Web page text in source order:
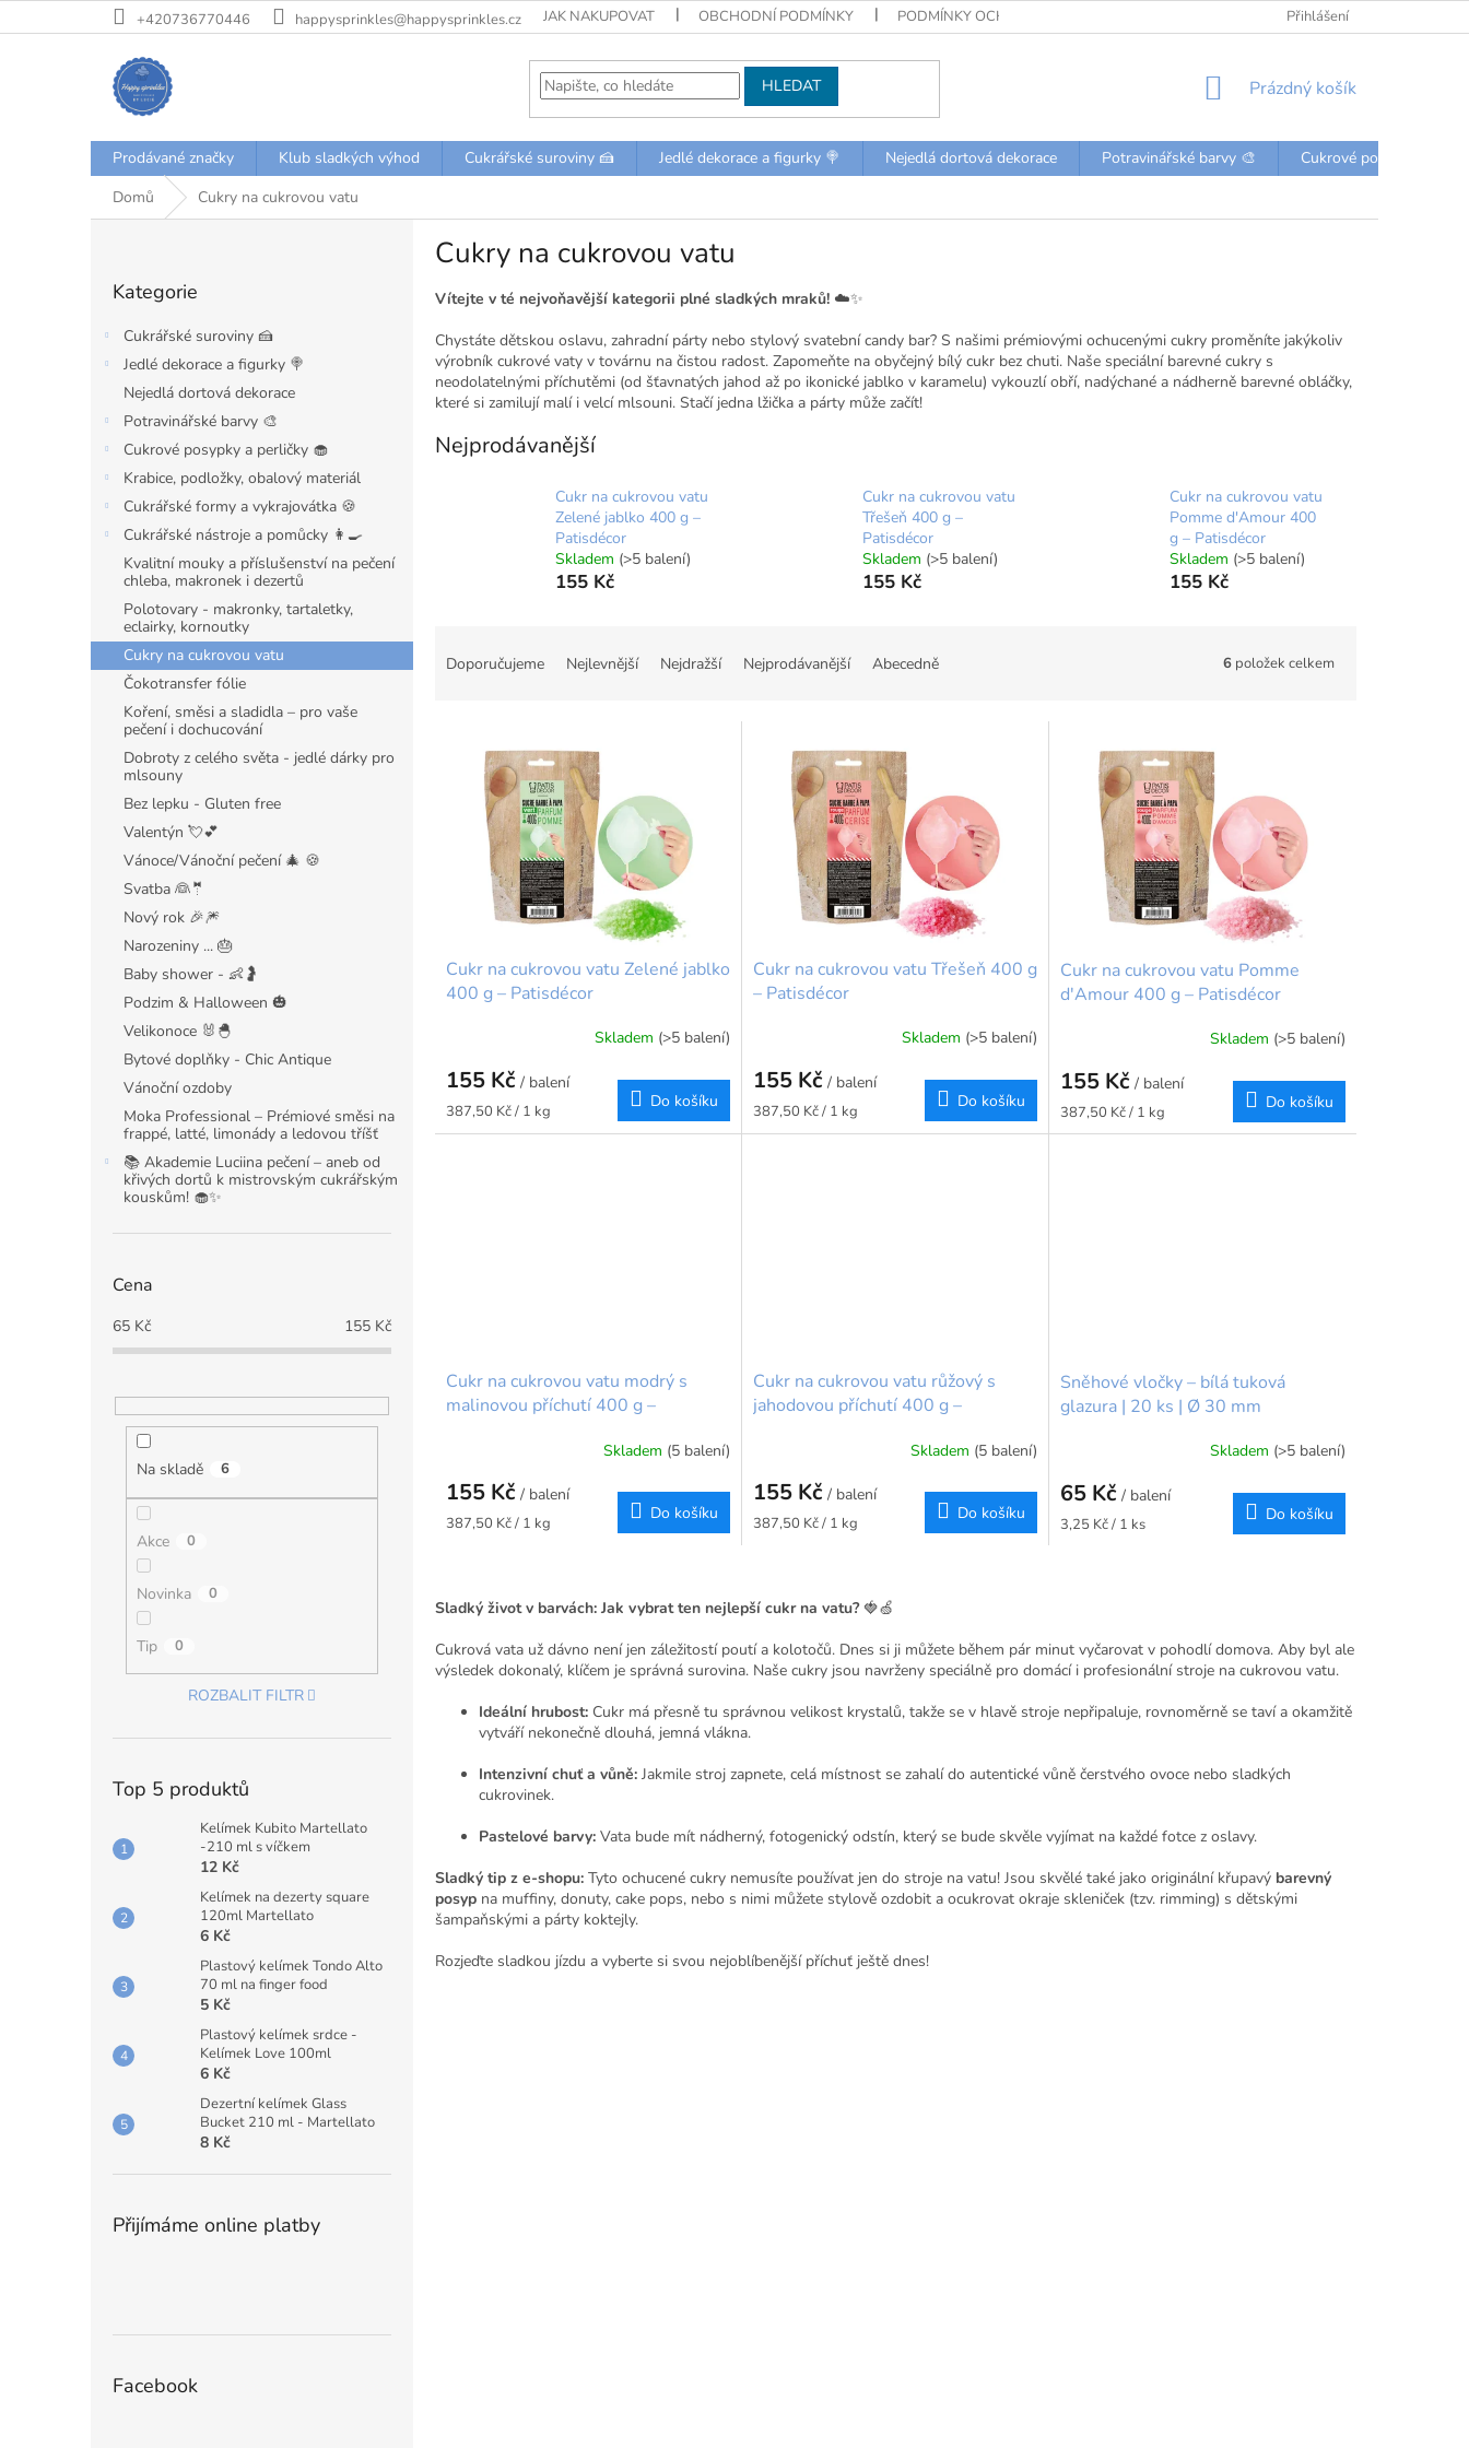
na
+420736770446 happysprinkles@happysprinkles.cz JAK NAKUPOVAT OBCHODNÍ PODMÍNKY PODMÍNKY OCHRANY OSOBNÍCH ÚDAJŮ KONTAKTYPřihlášení
HLEDAT
NÁKUPNÍ
Prázdný košík
Prodávané značky Klub sladkých výhod Cukrářské suroviny 🍰 Jedlé dekorace a figurky 🍭 Nejedlá dortová dekorace Potravinářské barvy 🎨
Cukrové posypky a
Domů
Cukry na cukrovou vatu
kategorie
Kategorie
Cukrářské suroviny 🍰
Jedlé dekorace a figurky 🍭
Nejedlá dortová dekorace
Potravinářské barvy 🎨
Cukrové posypky a perličky 🧁
Krabice, podložky, obalový materiál
Cukrářské formy a vykrajovátka 🍪
Cukrářské nástroje a pomůcky 👩‍🍳
Kvalitní mouky a příslušenství na pečení
chleba, makronek i dezertů
Polotovary - makronky, tartaletky,
eclairky, kornoutky
Cukry na cukrovou vatu
Čokotransfer fólie
Koření, směsi a sladidla – pro vaše
pečení i dochucování
Dobroty z celého světa - jedlé dárky pro
mlsouny
Bez lepku - Gluten free
Valentýn 💘💕
Vánoce/Vánoční pečení 🎄 🍪
Svatba 👰🤵
Nový rok 🎉🎆
Narozeniny ... 🎂
Baby shower - 👶🤰
Podzim & Halloween 🎃
Velikonoce 🐰🐣
Bytové doplňky - Chic Antique
Vánoční ozdoby
Moka Professional – Prémiové směsi na
frappé, latté, limonády a ledovou tříšť
📚 Akademie Luciina pečení – aneb od
křivých dortů k mistrovským cukrářským
kouskům! 🧁✨
Cena
65 Kč 155 Kč
Na skladě 6
Akce 0
Novinka 0
Tip 0
ROZBALIT FILTR
Top 5 produktů
Kelímek Kubito Martellato
-210 ml s víčkem
12 Kč
Kelímek na dezerty square
120ml Martellato
6 Kč
Plastový kelímek Tondo Alto
70 ml na finger food
5 Kč
Plastový kelímek srdce -
Kelímek Love 100ml
6 Kč
Dezertní kelímek Glass
Bucket 210 ml - Martellato
8 Kč
Přijímáme online platby
Facebook
Cukry na cukrovou vatu
Vítejte v té nejvoňavější kategorii plné sladkých mraků! ☁️✨
Chystáte dětskou oslavu, zahradní párty nebo stylový svatební candy bar? S našimi prémiovými ochucenými cukry proměníte jakýkoliv
výrobník cukrové vaty v továrnu na čistou radost. Zapomeňte na obyčejný bílý cukr bez chuti. Naše speciální barevné cukry s
neodolatelnými příchutěmi (od šťavnatých jahod až po ikonické jablko v karamelu) vykouzlí obří, nadýchané a nádherně barevné obláčky,
které si zamilují malí i velcí mlsouni. Stačí jedna lžička a párty může začít!
Nejprodávanější
Cukr na cukrovou vatu
Zelené jablko 400 g –
Patisdécor
Skladem (>5 balení)
155 Kč
Cukr na cukrovou vatu
Třešeň 400 g –
Patisdécor
Skladem (>5 balení)
155 Kč
Cukr na cukrovou vatu
Pomme d'Amour 400
g – Patisdécor
Skladem (>5 balení)
155 Kč
Doporučujeme Nejlevnější Nejdražší Nejprodávanější Abecedně 6 položek celkem
Cukr na cukrovou vatu Zelené jablko
400 g – Patisdécor
Skladem (>5 balení)
155 Kč / balení
Měrná
cena:
387,50 Kč / 1 kg Do košíku
Cukr na cukrovou vatu Třešeň 400 g
– Patisdécor
Skladem (>5 balení)
155 Kč / balení
Měrná
cena:
387,50 Kč / 1 kg Do košíku
Cukr na cukrovou vatu Pomme
d'Amour 400 g – Patisdécor
Skladem (>5 balení)
155 Kč / balení
Měrná
cena:
387,50 Kč / 1 kg Do košíku
Cukr na cukrovou vatu modrý s
malinovou příchutí 400 g –
Skladem (5 balení)
155 Kč / balení
Měrná
387,50 Kč / 1 kg Do košíku
Cukr na cukrovou vatu růžový s
jahodovou příchutí 400 g –
Skladem (5 balení)
155 Kč / balení
Měrná
387,50 Kč / 1 kg Do košíku
Sněhové vločky – bílá tuková
glazura | 20 ks | Ø 30 mm
Skladem (>5 balení)
65 Kč / balení
Měrná
3,25 Kč / 1 ks Do košíku
d
a
c
í
v
v
p
i
Sladký život v barvách: Jak vybrat ten nejlepší cukr na vatu?🍓🍏
Cukrová vata už dávno není jen záležitostí poutí a kolotočů. Dnes si ji můžete během pár minut vyčarovat v pohodlí domova. Aby byl ale
výsledek dokonalý, klíčem je správná surovina. Naše cukry jsou navrženy speciálně pro domácí i profesionální stroje na cukrovou vatu.
Ideální hrubost: Cukr má přesně tu správnou velikost krystalů, takže se v hlavě stroje nepřipaluje, rovnoměrně se taví a okamžitě
vytváří nekonečně dlouhá, jemná vlákna.
Intenzivní chuť a vůně: Jakmile stroj zapnete, celá místnost se zahalí do autentické vůně čerstvého ovoce nebo sladkých
cukrovinek.
Pastelové barvy: Vata bude mít nádherný, fotogenický odstín, který se bude skvěle vyjímat na každé fotce z oslavy.
Sladký tip z e-shopu: Tyto ochucené cukry nemusíte používat jen do stroje na vatu! Jsou skvělé také jako originální křupavý barevný
posyp na muffiny, donuty, cake pops, nebo s nimi můžete stylově ozdobit a ocukrovat okraje skleniček (tzv. rimming) s dětskými
šampaňskými a párty koktejly.
Rozjeďte sladkou jízdu a vyberte si svou nejoblíbenější příchuť ještě dnes!